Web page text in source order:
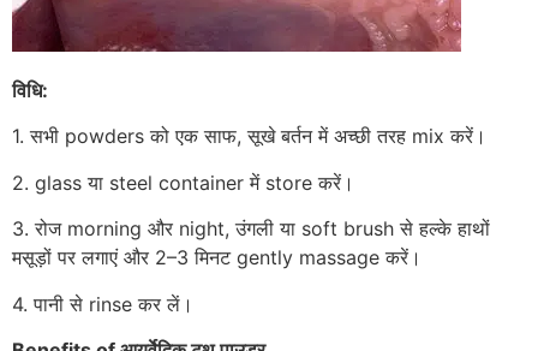
विधि:
1. सभी powders को एक साफ, सूखे बर्तन में अच्छी तरह mix करें।
2. glass या steel container में store करें।
3. रोज morning और night, उंगली या soft brush से हल्के हाथों
मसूड़ों पर लगाएं और 2–3 मिनट gently massage करें।
4. पानी से rinse कर लें।